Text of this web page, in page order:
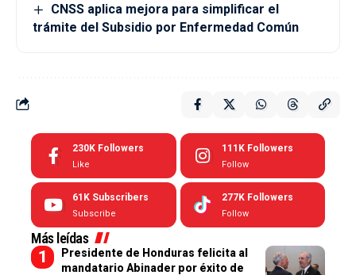
CNSS aplica mejora para simplificar el
trámite del Subsidio por Enfermedad Común
230K Followers
Like
111K Followers
Follow
61K Subscribers
Subscribe
277K Followers
Follow
Más leídas
Presidente de Honduras felicita al
mandatario Abinader por éxito de